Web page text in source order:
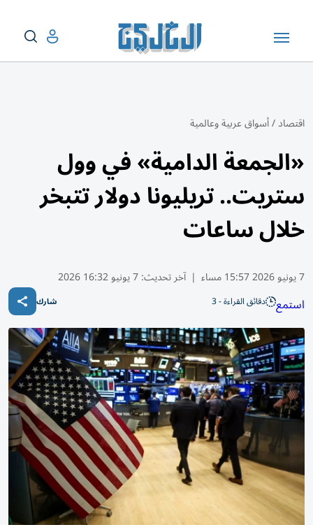
اقتصاد/أسواق عربية وعالمية
«الجمعة الدامية» في وول
ستريت.. تريليونا دولار تتبخر
خلال ساعات
7 يونيو 2026 15:57 مساء | آخر تحديث:7 يونيو 16:32 2026
استمع دقائق القراءة - 3 شارك